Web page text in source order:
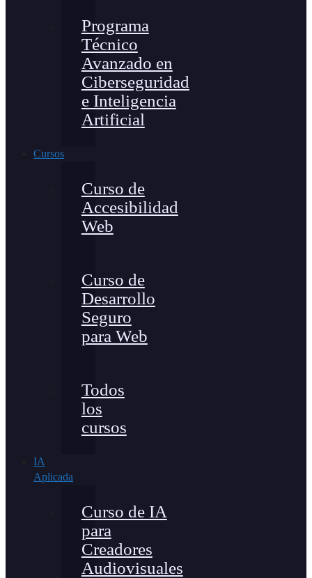
Programa
Técnico
Avanzado en
Ciberseguridad
e Inteligencia
Artificial
Cursos
Curso de
Accesibilidad
Web
Curso de
Desarrollo
Seguro
para Web
Todos
los
cursos
IA
Aplicada
Curso de IA
para
Creadores
Audiovisuales